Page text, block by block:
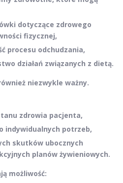
dotyczące zdrowego
fizycznej,
procesu odchudzania,
działań związanych z dietą.
niezwykle ważny.
zdrowia pacjenta,
indywidualnych potrzeb,
skutków ubocznych
planów żywieniowych.
możliwość: